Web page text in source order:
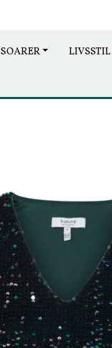
LIVSSTIL